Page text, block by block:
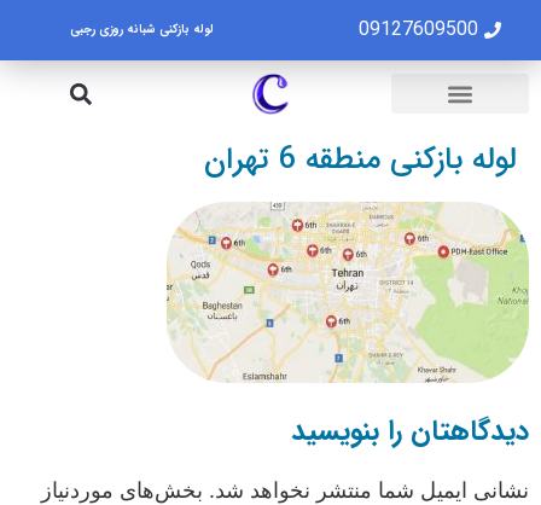
09127609500 لوله بازکنی شبانه روزی رجبی
لوله بازکنی منطقه 6 تهران
دیدگاهتان را بنویسید
نشانی ایمیل شما منتشر نخواهد شد. بخش‌های موردنیاز